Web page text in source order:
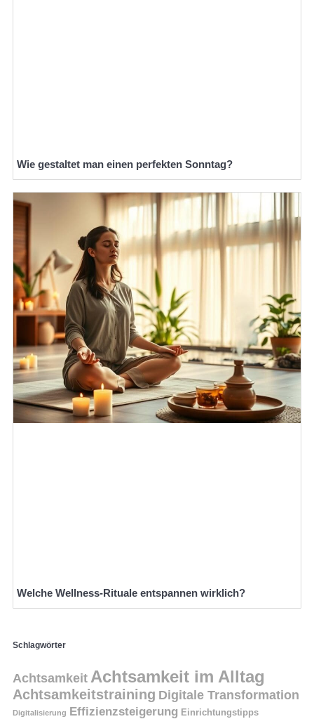
Wie gestaltet man einen perfekten Sonntag?
Welche Wellness-Rituale entspannen wirklich?
Schlagwörter
Achtsamkeit Achtsamkeit im Alltag
Achtsamkeitstraining Digitale Transformation
Digitalisierung Effizienzsteigerung Einrichtungstipps